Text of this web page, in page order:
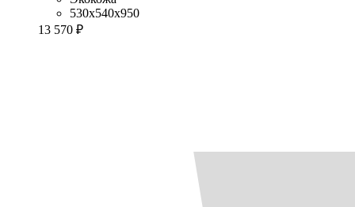
530x540x950
13 570 ₽